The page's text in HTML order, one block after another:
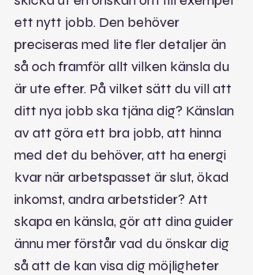
ett nytt jobb. Den behöver
preciseras med lite fler detaljer än
så och framför allt vilken känsla du
är ute efter. På vilket sätt du vill att
ditt nya jobb ska tjäna dig? Känslan
av att göra ett bra jobb, att hinna
med det du behöver, att ha energi
kvar när arbetspasset är slut, ökad
inkomst, andra arbetstider? Att
skapa en känsla, gör att dina guider
ännu mer förstår vad du önskar dig
så att de kan visa dig möjligheter